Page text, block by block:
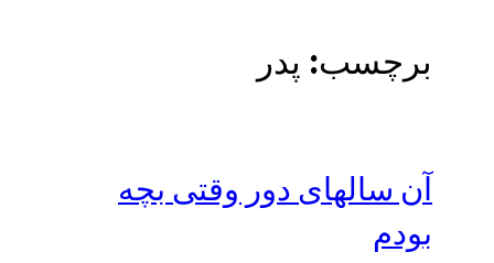
برچسب: پدر
آن سالهای دور وقتی بچه
بودم